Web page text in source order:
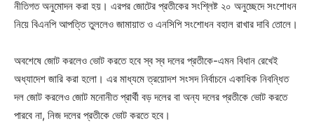
নীতিগত অনুমোদন করা হয়। এরপর জোটের প্রতীকের সংশ্লিষ্ট ২০ অনুচ্ছেদে সংশোধন
নিয়ে বিএনপি আপত্তি তুললেও জামায়াত ও এনসিপি সংশোধন বহাল রাখার দাবি তোলে।
অবশেষে জোট করলেও ভোট করতে হবে স্ব স্ব দলের প্রতীকে-এমন বিধান রেখেই
অধ্যাদেশ জারি করা হলো। এর মাধ্যমে ত্রয়োদশ সংসদ নির্বাচনে একাধিক নিবন্ধিত
দল জোট করলেও জোট মনোনীত প্রার্থী বড় দলের বা অন্য দলের প্রতীকে ভোট করতে
পারবে না, নিজ দলের প্রতীকে ভোট করতে হবে।